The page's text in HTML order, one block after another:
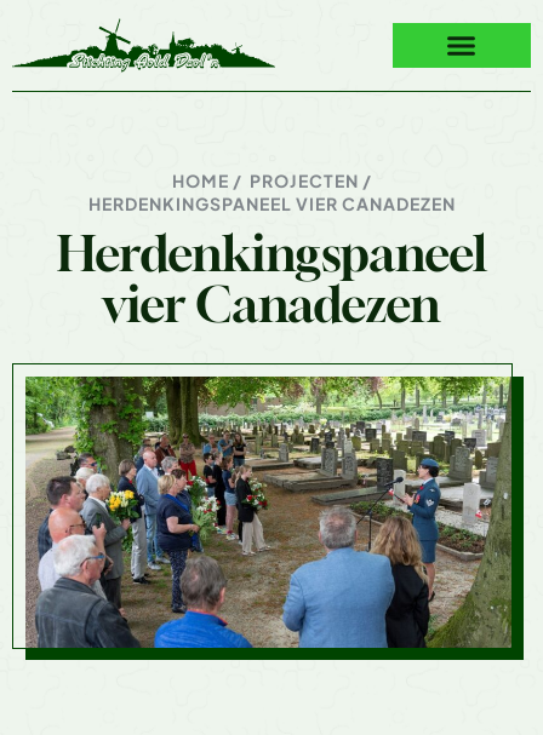
HOME / PROJECTEN /
HERDENKINGSPANEEL VIER CANADEZEN
Herdenkingspaneel
vier Canadezen